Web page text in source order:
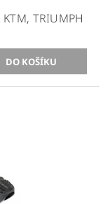
KTM, TRIUMPH